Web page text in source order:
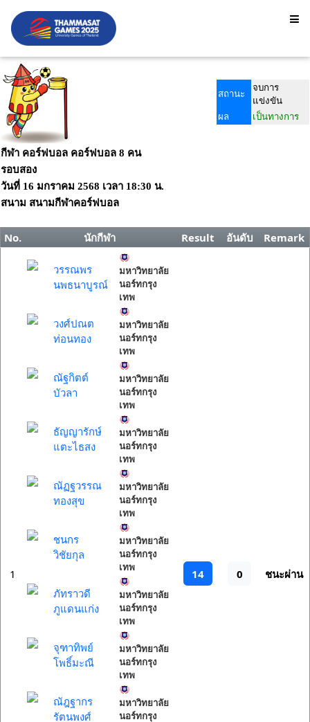
สถานะ
จบการ
แข่งขัน
ผล
เป็นทางการ
กีฬา คอร์ฟบอล คอร์ฟบอล 8 คน
รอบสอง
วันที่ 16 มกราคม 2568 เวลา 18:30 น.
สนาม สนามกีฬาคอร์ฟบอล
No. นักกีฬา Result อันดับ Remark
1
วรรณพร
นพธนาบูรณ์
มหาวิทยาลัย
นอร์ทกรุง
เทพ
วงศ์ปณต
ท่อนทอง
มหาวิทยาลัย
นอร์ทกรุง
เทพ
ณัฐกิตต์
บัวลา
มหาวิทยาลัย
นอร์ทกรุง
เทพ
ธัญญารักษ์
แตะไธสง
มหาวิทยาลัย
นอร์ทกรุง
เทพ
ณัฏฐวรรณ
ทองสุข
มหาวิทยาลัย
นอร์ทกรุง
เทพ
ชนกร
วิชัยกุล
มหาวิทยาลัย
นอร์ทกรุง
เทพ
ภัทราวดี
ภูแดนแก่ง
มหาวิทยาลัย
นอร์ทกรุง
เทพ
จุฑาทิพย์
โพธิ์มะณี
มหาวิทยาลัย
นอร์ทกรุง
เทพ
ณัฎฐากร
รัตนพงศ์
มหาวิทยาลัย
นอร์ทกรุง
14 0 ชนะผ่าน